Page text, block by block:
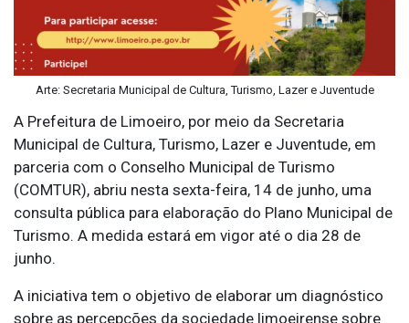
Arte: Secretaria Municipal de Cultura, Turismo, Lazer e Juventude
A Prefeitura de Limoeiro, por meio da Secretaria
Municipal de Cultura, Turismo, Lazer e Juventude, em
parceria com o Conselho Municipal de Turismo
(COMTUR), abriu nesta sexta-feira, 14 de junho, uma
consulta pública para elaboração do Plano Municipal de
Turismo. A medida estará em vigor até o dia 28 de
junho.
A iniciativa tem o objetivo de elaborar um diagnóstico
sobre as percepções da sociedade limoeirense sobre